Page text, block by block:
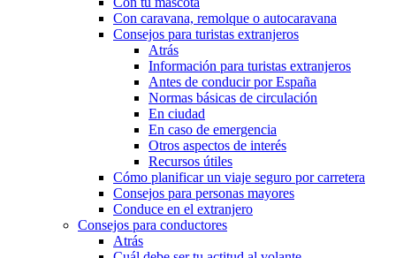
Con caravana, remolque o autocaravana
Consejos para turistas extranjeros
Atrás
Información para turistas extranjeros
Antes de conducir por España
Normas básicas de circulación
En ciudad
En caso de emergencia
Otros aspectos de interés
Recursos útiles
Cómo planificar un viaje seguro por carretera
Consejos para personas mayores
Conduce en el extranjero
Consejos para conductores
Atrás